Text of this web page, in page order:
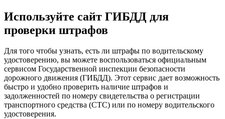
Используйте сайт ГИБДД для
проверки штрафов
Для того чтобы узнать, есть ли штрафы по водительскому
удостоверению, вы можете воспользоваться официальным
сервисом Государственной инспекции безопасности
дорожного движения (ГИБДД). Этот сервис дает возможность
быстро и удобно проверить наличие штрафов и
задолженностей по номеру свидетельства о регистрации
транспортного средства (СТС) или по номеру водительского
удостоверения.